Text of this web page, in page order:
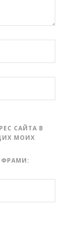
САЙТА В
МОИХ